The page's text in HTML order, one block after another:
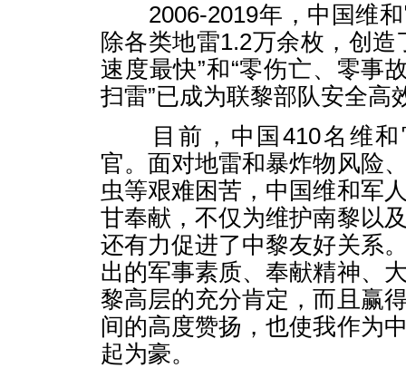
2006-2019年，中国维和
除各类地雷1.2万余枚，创造
速度最快”和“零伤亡、零事
扫雷”已成为联黎部队安全高
目前，中国410名维和
官。面对地雷和暴炸物风险
虫等艰难困苦，中国维和军
甘奉献，不仅为维护南黎以
还有力促进了中黎友好关系
出的军事素质、奉献精神、
黎高层的充分肯定，而且赢
间的高度赞扬，也使我作为
起为豪。